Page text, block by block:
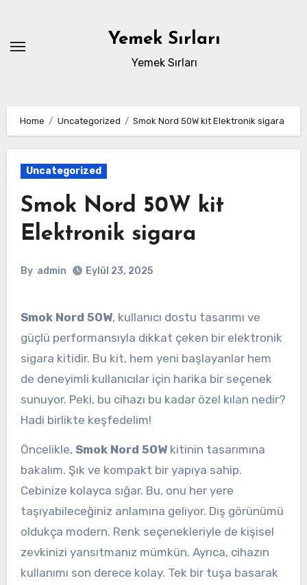
content
Yemek Sırları
Yemek Sırları
Home Uncategorized Smok Nord 50W kit Elektronik sigara
Uncategorized
Smok Nord 50W kit
Elektronik sigara
By admin Eylül 23, 2025
Smok Nord 50W, kullanıcı dostu tasarımı ve
güçlü performansıyla dikkat çeken bir elektronik
sigara kitidir. Bu kit, hem yeni başlayanlar hem
de deneyimli kullanıcılar için harika bir seçenek
sunuyor. Peki, bu cihazı bu kadar özel kılan nedir?
Hadi birlikte keşfedelim!
Öncelikle, Smok Nord 50Wkitinin tasarımına
bakalım. Şık ve kompakt bir yapıya sahip.
Cebinize kolayca sığar. Bu, onu her yere
taşıyabileceğiniz anlamına geliyor. Dış görünümü
oldukça modern. Renk seçenekleriyle de kişisel
zevkinizi yansıtmanız mümkün. Ayrıca, cihazın
kullanımı son derece kolay. Tek bir tuşa basarak